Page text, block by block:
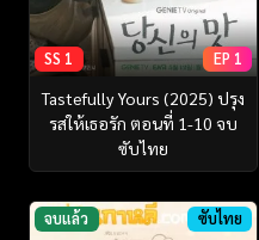
SS 1 EP 1
Tastefully Yours (2025) ปรุง
รสให้เธอรัก ตอนที่ 1-10 จบ
ซับไทย
จบแล้ว ซับไทย